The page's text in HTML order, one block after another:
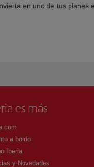
en uno de tus planes
es más
a bordo
Iberia
y Novedades